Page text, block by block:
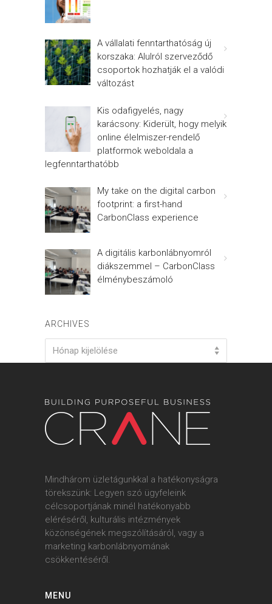
A vállalati fenntarthatóság új
korszaka: Alulról szerveződő
csoportok hozhatják el a valódi
változást
Kis odafigyelés, nagy
karácsony: Kiderült, hogy melyik
online élelmiszer-rendelő
platformok weboldala a
legfenntarthatóbb
My take on the digital carbon
footprint: a first-hand
CarbonClass experience
A digitális karbonlábnyomról
diákszemmel – CarbonClass
élménybeszámoló
ARCHIVES
Hónap kijelölése
Mindhárom üzletágunkkal a hatékonyságra
törekszünk: Legyen szó ügyfeleink
célcsoportjának minél hatékonyabb
eléréséről, kulturális intézmények
közönségének megszólításáról, vagy a
marketing karbonlábnyomának
csökkentéséről.
MENU